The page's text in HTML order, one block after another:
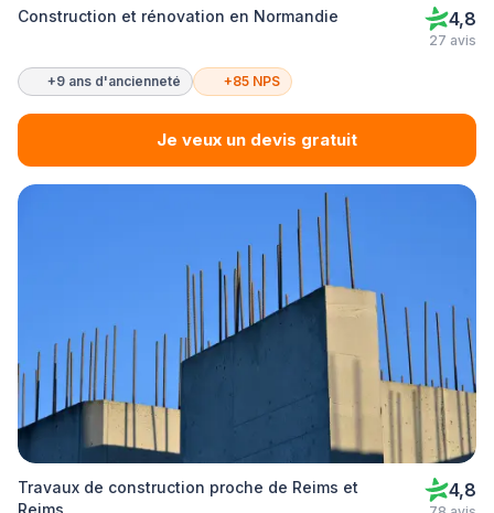
Construction et rénovation en Normandie 4,8
27 avis
+9 ans d'ancienneté +85 NPS
Je veux un devis gratuit
Travaux de construction proche de Reims et
Reims
4,8